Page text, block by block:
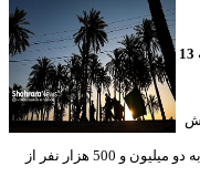
کشور راهی عتبات عالیات شده اند، گفت: نزدیک به دو میلیون و 500 هزار نفر از